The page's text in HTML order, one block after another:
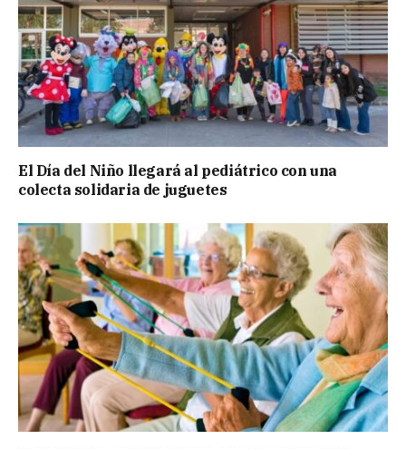
El Día del Niño llegará al pediátrico con una
colecta solidaria de juguetes